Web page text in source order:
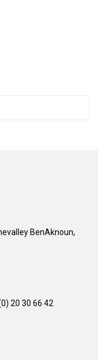
BenAknoun,
20 30 66 42